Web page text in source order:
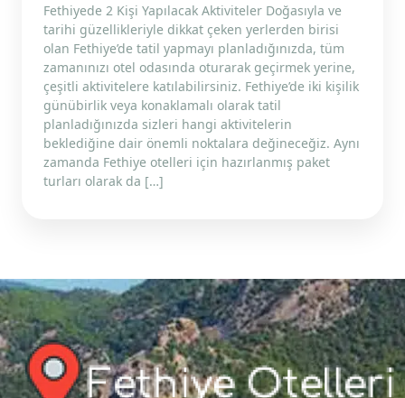
Fethiyede 2 Kişi Yapılacak Aktiviteler Doğasıyla ve
tarihi güzellikleriyle dikkat çeken yerlerden birisi
olan Fethiye’de tatil yapmayı planladığınızda, tüm
zamanınızı otel odasında oturarak geçirmek yerine,
çeşitli aktivitelere katılabilirsiniz. Fethiye’de iki kişilik
günübirlik veya konaklamalı olarak tatil
planladığınızda sizleri hangi aktivitelerin
beklediğine dair önemli noktalara değineceğiz. Aynı
zamanda Fethiye otelleri için hazırlanmış paket
turları olarak da […]